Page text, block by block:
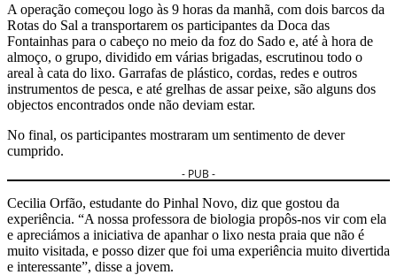
A operação começou logo às 9 horas da manhã, com dois barcos da
Rotas do Sal a transportarem os participantes da Doca das
Fontainhas para o cabeço no meio da foz do Sado e, até à hora de
almoço, o grupo, dividido em várias brigadas, escrutinou todo o
areal à cata do lixo. Garrafas de plástico, cordas, redes e outros
instrumentos de pesca, e até grelhas de assar peixe, são alguns dos
objectos encontrados onde não deviam estar.
No final, os participantes mostraram um sentimento de dever
cumprido.
- PUB -
Cecilia Orfão, estudante do Pinhal Novo, diz que gostou da
experiência. “A nossa professora de biologia propôs-nos vir com ela
e apreciámos a iniciativa de apanhar o lixo nesta praia que não é
muito visitada, e posso dizer que foi uma experiência muito divertida
e interessante”, disse a jovem.